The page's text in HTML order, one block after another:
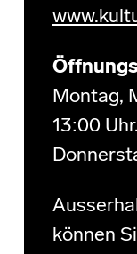
Montag,
13:00 Uhr.
können